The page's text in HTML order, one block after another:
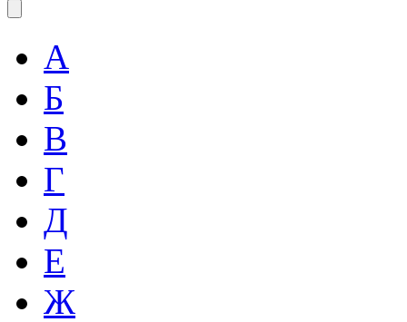
А
Б
В
Г
Д
Е
Ж